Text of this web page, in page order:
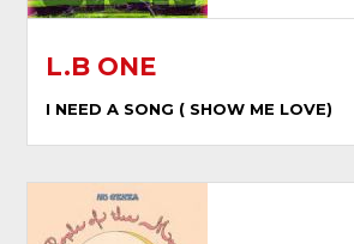
L.B ONE
I NEED A SONG ( SHOW ME LOVE)